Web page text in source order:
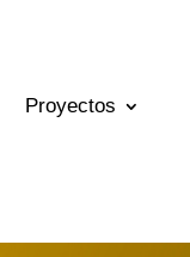
Proyectos